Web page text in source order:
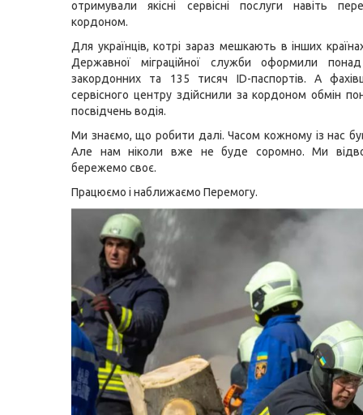
отримували якісні сервісні послуги навіть
кордоном.
Для українців, котрі зараз мешкають в інших
Державної міграційної служби оформили
закордонних та 135 тисяч ID-паспортів. А
сервісного центру здійснили за кордоном обмін
посвідчень водія.
Ми знаємо, що робити далі. Часом кожному із нас
Але нам ніколи вже не буде соромно. Ми
бережемо своє.
Працюємо і наближаємо Перемогу.